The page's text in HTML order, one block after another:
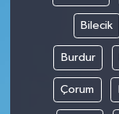
Bilecik
Burdur
Çorum